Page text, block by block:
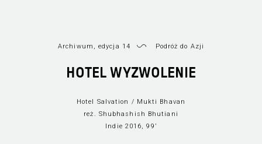
Archiwum, edycja 14 Podróż do Azji
HOTEL WYZWOLENIE
Hotel Salvation / Mukti Bhavan
reż. Shubhashish Bhutiani
Indie 2016, 99’